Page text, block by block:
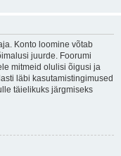
Konto loomine võtab
juurde. Foorumi
mitmeid olulisi õigusi ja
läbi kasutamistingimused
täielikuks järgmiseks